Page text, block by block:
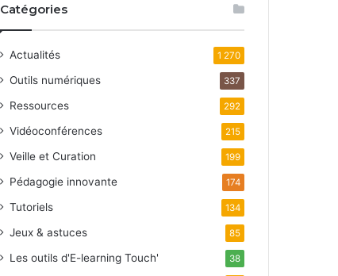
Catégories
Actualités 1 270
Outils numériques 337
Ressources 292
Vidéoconférences 215
Veille et Curation 199
Pédagogie innovante 174
Tutoriels 134
Jeux & astuces 85
Les outils d'E-learning Touch' 38